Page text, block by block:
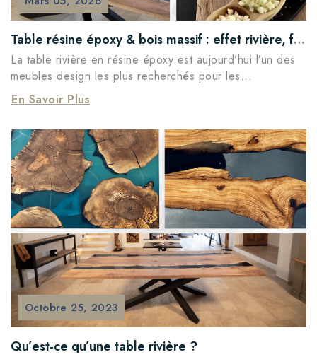
Table résine époxy & bois massif : effet rivière, finitions & sur-mesure | World’s Art
La table rivière en résine époxy est aujourd’hui l’un des
meubles design les plus recherchés pour les...
En Savoir Plus
Octobre 25, 2023
Qu’est-ce qu’une table rivière ?